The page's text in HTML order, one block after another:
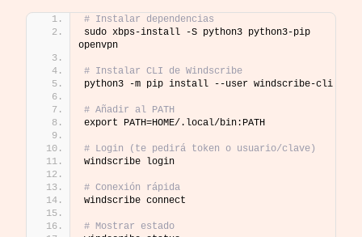
# Instalar dependencias
sudo xbps-install -S python3 python3-pip
openvpn
# Instalar CLI de Windscribe
python3 -m pip install --user windscribe-cli
# Añadir al PATH
export PATH=HOME/.local/bin:PATH
# Login (te pedirá token o usuario/clave)
windscribe login
# Conexión rápida
windscribe connect
# Mostrar estado